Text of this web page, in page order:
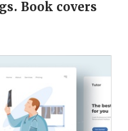
Book covers